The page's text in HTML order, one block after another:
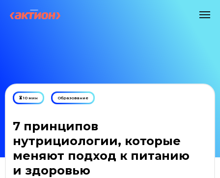
⏳ 10 мин Образование
7 принципов
нутрициологии, которые
меняют подход к питанию
и здоровью